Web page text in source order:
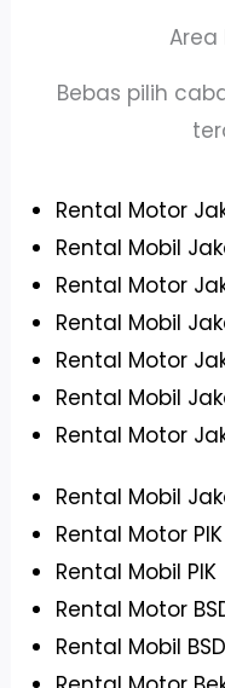
Area
Bebas pilih
Rental Motor
Rental Mobil
Rental Motor
Rental Mobil
Rental Motor
Rental Mobil
Rental Motor
Rental Mobil
Rental Motor PIK
Rental Mobil PIK
Rental Motor
Rental Mobil BSD